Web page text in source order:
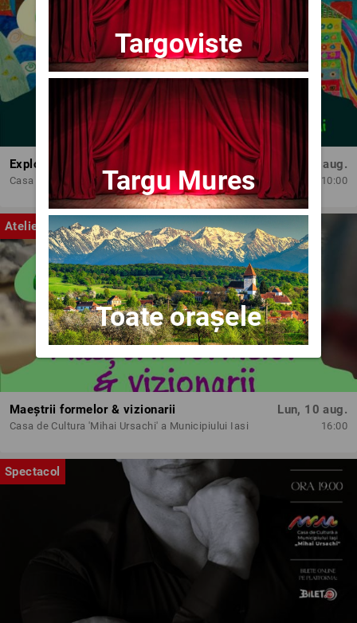
Exploratorii cromatici
Casa de Cultura 'Mihai Ursachi' a Municipiului Iasi
Lun, 10 aug.
10:00
Atelier
Maeștrii formelor & vizionarii
Casa de Cultura 'Mihai Ursachi' a Municipiului Iasi
Lun, 10 aug.
16:00
Spectacol
Targoviste
Targu Mures
Toate orașele